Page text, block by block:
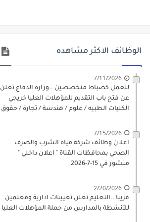
الرسمية
/ تجارة / حقوق / زراعة / تربية / اداب / خدمة اجتماعية
9 يوليو 2026
والاوراق المطلوبة وكيفية التقديم
فني كهرباء / فني غلايات / فني غازات / فني سباك )
"الدراسات الاجتماعية" و"اللغة الإنجليزية"
والتقديم حتي 17 يونيو 2026
الوظائف الاكثر مشاهده
7/11/2026
للعمل كضباط متخصصين ..وزارة الدفاع تعلن
عن فتح باب التقديم للمؤهلات العليا خريجي
الكليات الطبيه / علوم / هندسة / تجارة / حقوق
7/15/2026
اعلان وظائف شركة مياه الشرب والصرف
الصحي بمحافظات القناة " اعلان داخلي "
منشور في 15-7-2026
2/20/2026
قريبا ..التعليم تعلن تعيينات ادارية ومعلمين
للأنشطة بالمدارس من حملة المؤهلات العليا